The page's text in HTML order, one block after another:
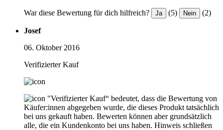
War diese Bewertung für dich hilfreich? Ja (5) Nein (2)
Josef
06. Oktober 2016
Verifizierter Kauf
"Verifizierter Kauf“ bedeutet, dass die Bewertung von
Käufer:innen abgegeben wurde, die dieses Produkt tatsächlich
bei uns gekauft haben. Bewerten können aber grundsätzlich
alle, die ein Kundenkonto bei uns haben. Hinweis schließen